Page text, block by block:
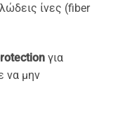
ίνες (fiber
για
να μην